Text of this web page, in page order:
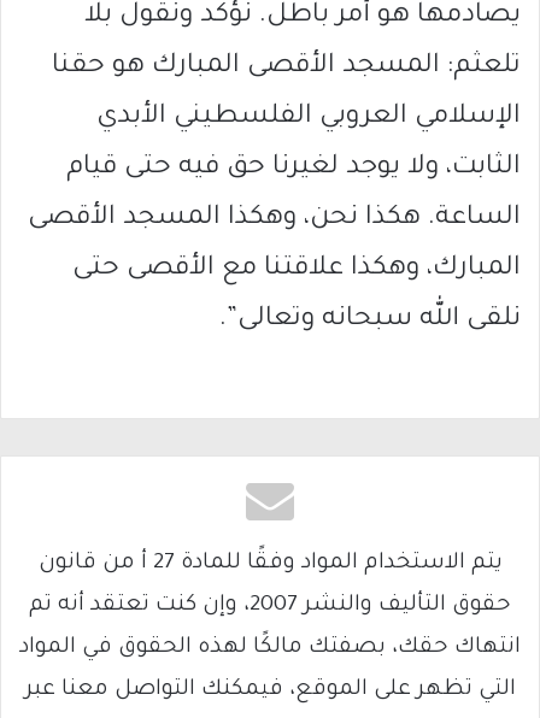
يصادمها هو أمر باطل. نؤكد ونقول بلا
تلعثم: المسجد الأقصى المبارك هو حقنا
الإسلامي العروبي الفلسطيني الأبدي
الثابت، ولا يوجد لغيرنا حق فيه حتى قيام
الساعة. هكذا نحن، وهكذا المسجد الأقصى
المبارك، وهكذا علاقتنا مع الأقصى حتى
نلقى الله سبحانه وتعالى”.
يتم الاستخدام المواد وفقًا للمادة 27 أ من قانون
حقوق التأليف والنشر 2007، وإن كنت تعتقد أنه تم
انتهاك حقك، بصفتك مالكًا لهذه الحقوق في المواد
التي تظهر على الموقع، فيمكنك التواصل معنا عبر